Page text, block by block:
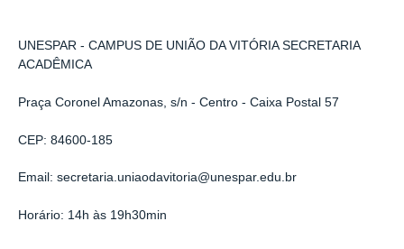
UNESPAR - CAMPUS DE UNIÃO DA VITÓRIA SECRETARIA
ACADÊMICA
Praça Coronel Amazonas, s/n - Centro - Caixa Postal 57
CEP: 84600-185
Email: secretaria.uniaodavitoria@unespar.edu.br
Horário: 14h às 19h30min